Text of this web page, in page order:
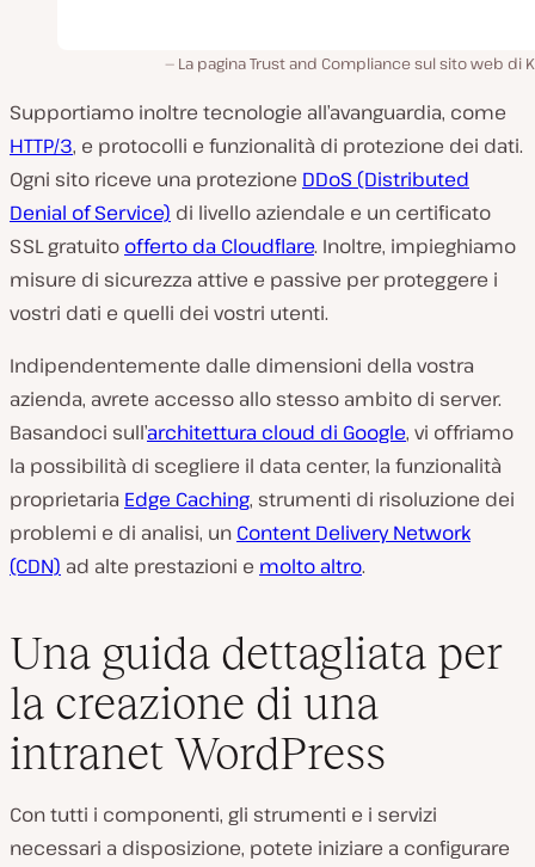
La pagina Trust and Compliance sul sito web di
Supportiamo inoltre tecnologie all’avanguardia, come
HTTP/3, e protocolli e funzionalità di protezione dei dati.
Ogni sito riceve una protezione DDoS (Distributed
Denial of Service) di livello aziendale e un certificato
SSL gratuito offerto da Cloudflare. Inoltre, impieghiamo
misure di sicurezza attive e passive per proteggere i
vostri dati e quelli dei vostri utenti.
Indipendentemente dalle dimensioni della vostra
azienda, avrete accesso allo stesso ambito di server.
Basandoci sull’architettura cloud di Google, vi offriamo
la possibilità di scegliere il data center, la funzionalità
proprietaria Edge Caching, strumenti di risoluzione dei
problemi e di analisi, un Content Delivery Network
(CDN) ad alte prestazioni e molto altro.
Una guida dettagliata per
la creazione di una
intranet WordPress
Con tutti i componenti, gli strumenti e i servizi
necessari a disposizione, potete iniziare a configurare